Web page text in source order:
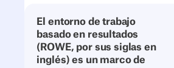
El entorno de trabajo
basado en resultados
(ROWE, por sus siglas en
inglés) es un marco de